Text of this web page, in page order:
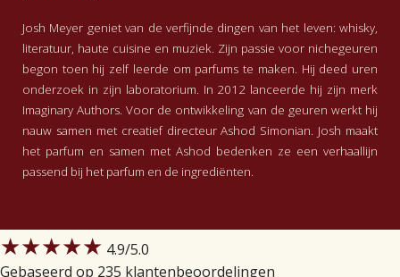
Josh Meyer geniet van de verfijnde dingen van het leven: whisky,
literatuur, haute cuisine en muziek. Zijn passie voor nichegeuren
begon toen hij zelf leerde om parfums te maken. Hij deed uren
onderzoek in zijn laboratorium. In 2012 lanceerde hij zijn merk
Imaginary Authors. Voor de ontwikkeling van de geuren werkt hij
nauw samen met creatief directeur Ashod Simonian. Josh maakt
het parfum en samen met Ashod bedenken ze een verhaallijn
passend bij het parfum en de ingrediënten.
★★★★★ 4.9/5.0
Gebaseerd op 235 klantenbeoordelingen